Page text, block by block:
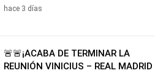
hace 3 días
🚨🚨¡ACABA DE TERMINAR LA
REUNIÓN VINICIUS – REAL MADRID